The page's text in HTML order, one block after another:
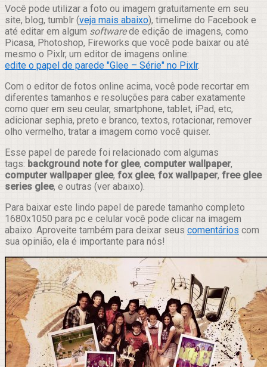
Você pode utilizar a foto ou imagem gratuitamente em seu
site, blog, tumblr (veja mais abaixo), timelime do Facebook e
até editar em algum softwarede edição de imagens, como
Picasa, Photoshop, Fireworks que você pode baixar ou até
mesmo o Pixlr, um editor de imagens online:
edite o papel de parede "Glee – Série" no Pixlr.
Com o editor de fotos online acima, você pode recortar em
diferentes tamanhos e resoluções para caber exatamente
como quer em seu ceular, smartphone, tablet, iPad, etc,
adicionar sephia, preto e branco, textos, rotacionar, remover
olho vermelho, tratar a imagem como você quiser.
Esse papel de parede foi relacionado com algumas
tags: background note for glee, computer wallpaper,
computer wallpaper glee, fox glee, fox wallpaper, free glee
series glee, e outras (ver abaixo).
Para baixar este lindo papel de parede tamanho completo
1680x1050 para pc e celular você pode clicar na imagem
abaixo. Aproveite também para deixar seus comentários com
sua opinião, ela é importante para nós!